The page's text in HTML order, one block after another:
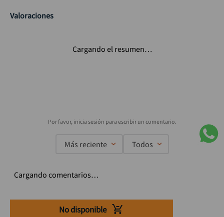
No disponible
Valoraciones
Cargando el resumen…
Más reciente Todos
Cargando comentarios…